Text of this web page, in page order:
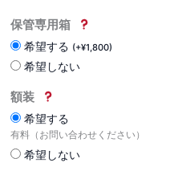
保管専用箱
希望する (+¥1,800)
希望しない
額装
希望する
有料（お問い合わせください）
希望しない